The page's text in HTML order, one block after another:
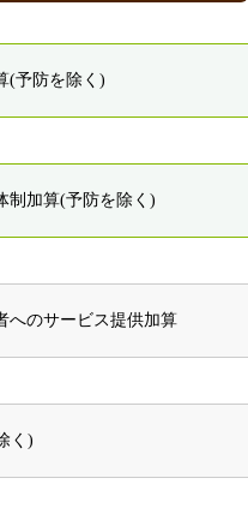
(予防を除く)
制加算(予防を除く)
へのサービス提供加算
く)